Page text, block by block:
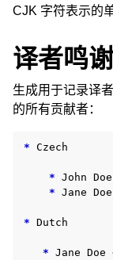
CJK 字符表示的
译者鸣
生成用于记录译
的所有贡献者：
* Czech
* John
* Jane
* Dutch
*